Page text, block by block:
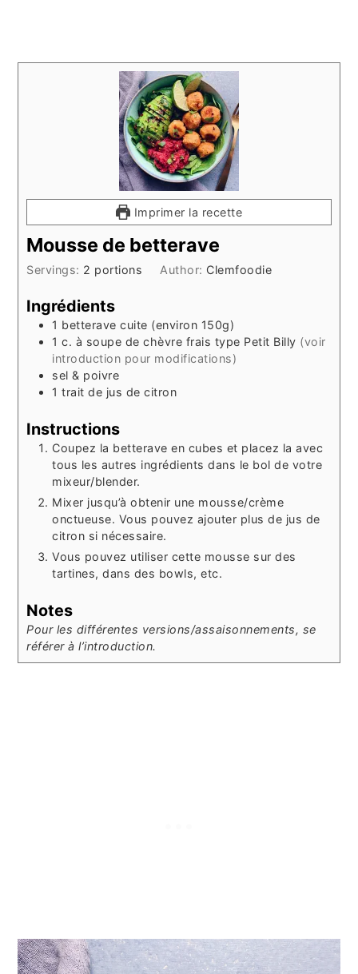
Imprimer la recette
Mousse de betterave
Servings: 2 portions Author: Clemfoodie
Ingrédients
1 betterave cuite (environ 150g)
1 c. à soupe de chèvre frais type Petit Billy (voir
introduction pour modifications)
sel & poivre
1 trait de jus de citron
Instructions
Coupez la betterave en cubes et placez la avec
tous les autres ingrédients dans le bol de votre
mixeur/blender.
Mixer jusqu’à obtenir une mousse/crème
onctueuse. Vous pouvez ajouter plus de jus de
citron si nécessaire.
Vous pouvez utiliser cette mousse sur des
tartines, dans des bowls, etc.
Notes
Pour les différentes versions/assaisonnements, se
référer à l’introduction.